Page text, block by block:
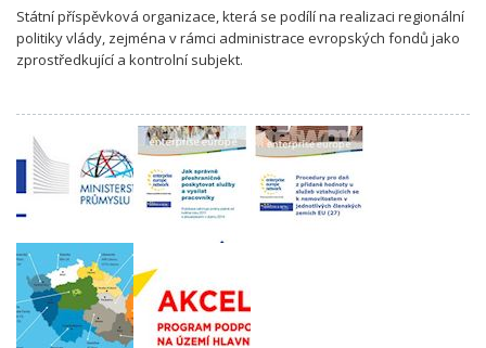
Státní příspěvková organizace, která se podílí na realizaci regionální
politiky vlády, zejména v rámci administrace evropských fondů jako
zprostředkující a kontrolní subjekt.